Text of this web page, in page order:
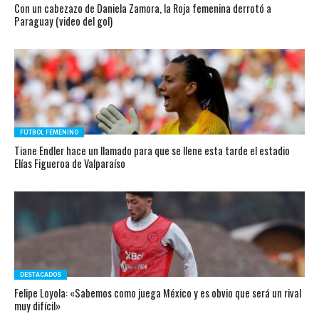
Con un cabezazo de Daniela Zamora, la Roja femenina derrotó a
Paraguay (video del gol)
FÚTBOL FEMENINO
Tiane Endler hace un llamado para que se llene esta tarde el estadio
Elías Figueroa de Valparaíso
DESTACADOS
Felipe Loyola: «Sabemos como juega México y es obvio que será un rival
muy difícil»